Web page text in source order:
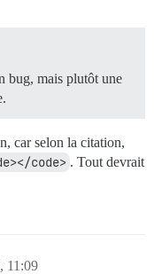
bug, mais plutôt une
car selon la citation,
code> . Tout devrait
11:09